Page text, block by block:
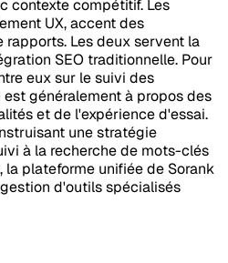
contexte compétitif. Les
UX, accent des
Les deux servent la
SEO traditionnelle. Pour
eux sur le suivi des
généralement à propos des
et de l'expérience d'essai.
une stratégie
à la recherche de mots-clés
plateforme unifiée de Sorank
d'outils spécialisés